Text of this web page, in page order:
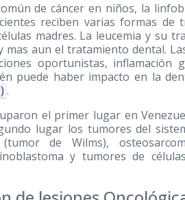
de cáncer en niños, la
reciben varias formas
madres. La leucemia y su
mas aun el tratamiento dental.
oportunistas,
puede haber impacto en la
.
el primer lugar en
lugar los tumores del
de Wilms),
y tumores de